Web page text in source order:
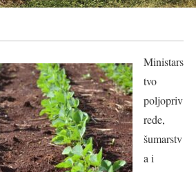
Ministars
tvo
poljopriv
rede,
šumarstv
a i